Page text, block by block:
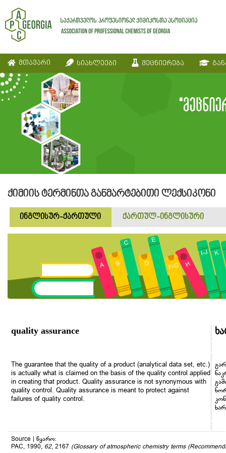
მთავარი სიახლეები მეცნიერება
ქიმიის ტერმინთა განმარტებითი ლექსიკონი
ინგლისურ-ქართული ქართულ-ინგლისური
quality assurance
The guarantee that the quality of a product (analytical data set, etc.)
is actually what is claimed on the basis of the quality control applied
in creating that product. Quality assurance is not synonymous with
quality control. Quality assurance is meant to protect against
failures of quality control.
Source | წყარო:
PAC, 1990, 62, 2167 (Glossary of atmospheric chemistry terms